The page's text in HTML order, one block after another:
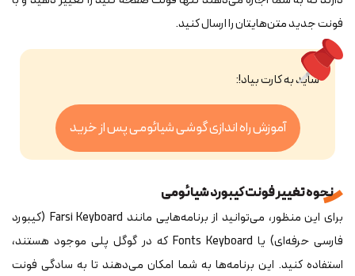
فونت جدید متن‌هایتان را ارسال کنید.
شاید به کارت بیاد!:
آموزش راه اندازی گوشی شیائومی پس از خرید
نحوه تغییر فونت کیبورد شیائومی
برای این منظور، می‌توانید از برنامه‌هایی مانند Farsi Keyboard (کیبورد
فارسی حرفه‌ای) یا Fonts Keyboard که در گوگل پلی موجود هستند،
استفاده کنید. این برنامه‌ها به شما امکان می‌دهند تا به سادگی فونت